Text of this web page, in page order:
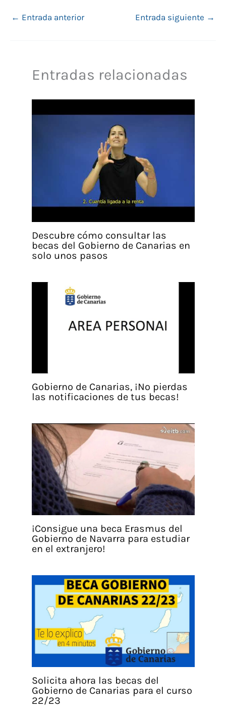
← Entrada anterior Entrada siguiente →
Entradas relacionadas
Descubre cómo consultar las
becas del Gobierno de Canarias en
solo unos pasos
Gobierno de Canarias, ¡No pierdas
las notificaciones de tus becas!
¡Consigue una beca Erasmus del
Gobierno de Navarra para estudiar
en el extranjero!
Solicita ahora las becas del
Gobierno de Canarias para el curso
22/23